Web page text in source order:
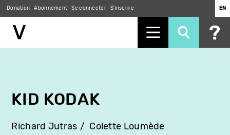
Donation Abonnement Se connecter S'inscrire EN
KID KODAK
Richard Jutras Colette Loumède